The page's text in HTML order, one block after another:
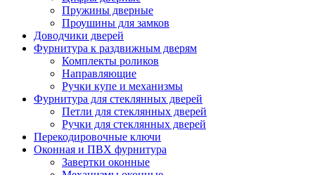
Пружины дверные
Проушины для замков
Доводчики дверей
Фурнитура к раздвижным дверям
Комплекты роликов
Направляющие
Ручки купе и механизмы
Фурнитура для стеклянных дверей
Петли для стеклянных дверей
Ручки для стеклянных дверей
Перекодировочные ключи
Оконная и ПВХ фурнитура
Завертки оконные